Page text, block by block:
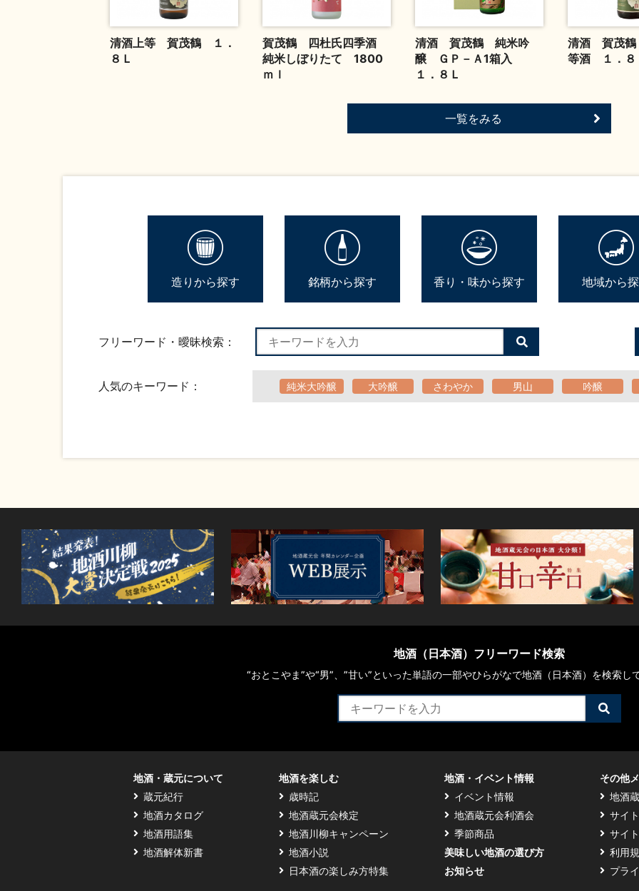
清酒上等 賀茂鶴 １．
８Ｌ
賀茂鶴 四杜氏四季酒
純米しぼりたて 1800
ｍｌ
清酒 賀茂鶴 純米吟
醸 ＧＰ－Ａ1箱入
１．８Ｌ
清酒 賀茂
等酒 １．８
一覧をみる
造りから探す 銘柄から探す 香り・味から探す 地域から
フリーワード・曖昧検索：
検
索
る
人気のキーワード： 純米大吟醸 大吟醸 さわやか 男山 吟醸
地酒（日本酒）フリーワード検索
“おとこやま”や“男”、”甘い”といった単語の一部やひらがなで地酒（日本酒）を検索し
検
索
地酒・蔵元について
蔵元紀行
地酒カタログ
地酒用語集
地酒解体新書
地酒を楽しむ
歳時記
地酒蔵元会検定
地酒川柳キャンペーン
地酒小説
日本酒の楽しみ方特集
地酒・イベント情報
イベント情報
地酒蔵元会利酒会
季節商品
美味しい地酒の選び方
お知らせ
その他
地酒
サイ
サイ
利用
プラ